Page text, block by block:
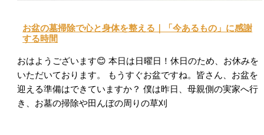
お盆の墓掃除で心と身体を整える｜「今あるもの」に感謝
する時間
おはようございます😊 本日は日曜日！休日のため、お休みを
いただいております。 もうすぐお盆ですね。皆さん、お盆を
迎える準備はできていますか？ 僕は昨日、母親側の実家へ行
き、お墓の掃除や田んぼの周りの草刈